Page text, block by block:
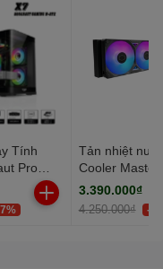
Tính
Pro
X7
/
Tản nhiệt
Cooler Master
MasterLiquid
Atmos II VRM
Black
3.390.000₫
4.250.000₫ -